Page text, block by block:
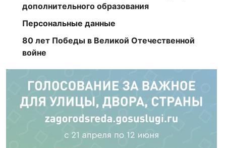
дополнительного образования
Персональные данные
80 лет Победы в Великой Отечественной
войне